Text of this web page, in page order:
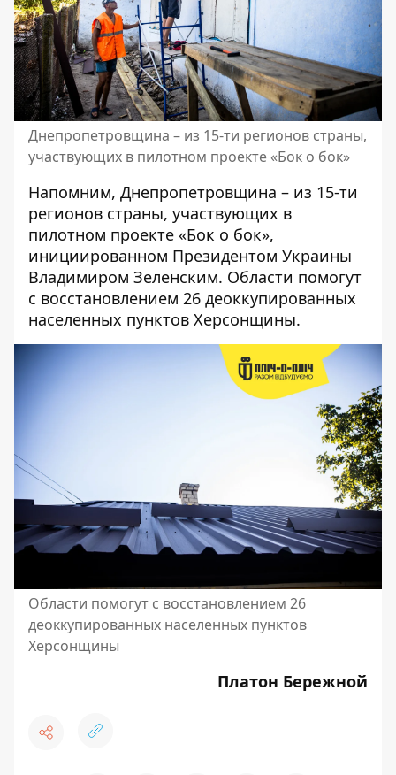
Днепропетровщина – из 15-ти регионов страны,
участвующих в пилотном проекте «Бок о бок»
Напомним, Днепропетровщина – из 15-ти
регионов страны, участвующих в
пилотном проекте «Бок о бок»,
инициированном Президентом Украины
Владимиром Зеленским. Области помогут
с восстановлением 26 деоккупированных
населенных пунктов Херсонщины.
Области помогут с восстановлением 26
деоккупированных населенных пунктов
Херсонщины
Платон Бережной